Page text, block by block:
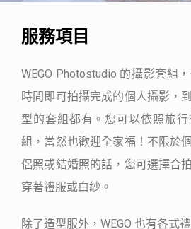
服務項目
WEGO Photostudio 的攝影套組
時間即可拍攝完成的個人攝影，
型的套組都有。您可以依照旅
組，當然也歡迎全家福！不限於
侶照或結婚照的話，您可選擇合
穿著禮服或白紗。
除了造型服外，WEGO 也有各式